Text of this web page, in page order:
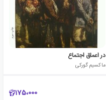
در اعماق اجتماع
ماکسیم گورکی
175،000